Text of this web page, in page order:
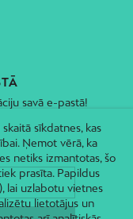
savā e-pastā!
sīkdatnes, kas
Ņemot vērā, ka
netiks izmantotas, šo
prasīta. Papildus
lai uzlabotu vietnes
lietotājus un